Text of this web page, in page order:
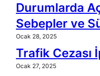
Durumlarda
Sebepler ve
Ocak 28, 2025
Trafik Cezası
Ocak 27, 2025